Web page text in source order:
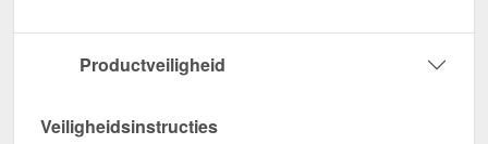
Productveiligheid
Veiligheidsinstructies